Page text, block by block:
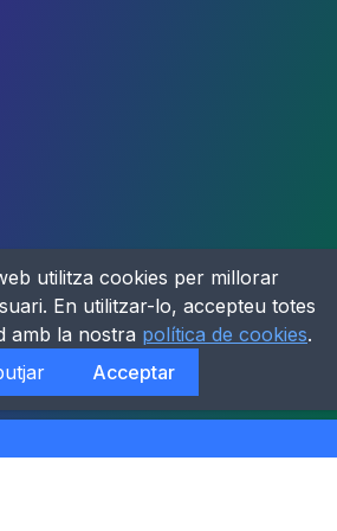
utilitza cookies per millorar
En utilitzar-lo, accepteu totes
amb la nostra política de cookies.
Acceptar